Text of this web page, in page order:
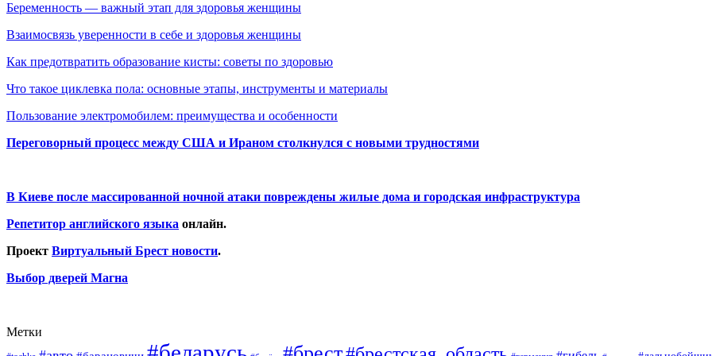
Беременность — важный этап для здоровья женщины
Взаимосвязь уверенности в себе и здоровья женщины
Как предотвратить образование кисты: советы по здоровью
Что такое циклевка пола: основные этапы, инструменты и материалы
Пользование электромобилем: преимущества и особенности
Переговорный процесс между США и Ираном столкнулся с новыми трудностями
В Киеве после массированной ночной атаки повреждены жилые дома и городская инфраструктура
Репетитор английского языка онлайн.
Проект Виртуальный Брест новости.
Выбор дверей Магна
Метки